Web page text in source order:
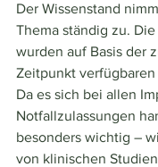
Der Wissenstand
Thema ständig zu.
wurden auf Basis der
Zeitpunkt
Da es sich bei allen
Notfallzulassungen
besonders wichtig –
von klinischen